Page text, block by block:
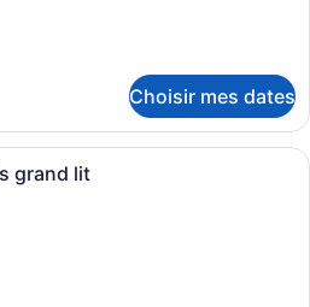
Choisir mes dates
Une chambre d’hôtel moderne
grand lit